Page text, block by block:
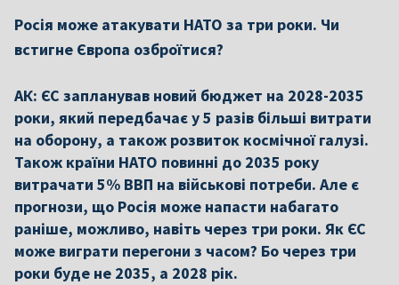
Росія може атакувати НАТО за три роки. Чи
встигне Європа озброїтися?
АК: ЄС запланував новий бюджет на 2028-2035
роки, який передбачає у 5 разів більші витрати
на оборону, а також розвиток космічної галузі.
Також країни НАТО повинні до 2035 року
витрачати 5% ВВП на військові потреби. Але є
прогнози, що Росія може напасти набагато
раніше, можливо, навіть через три роки. Як ЄС
може виграти перегони з часом? Бо через три
роки буде не 2035, а 2028 рік.